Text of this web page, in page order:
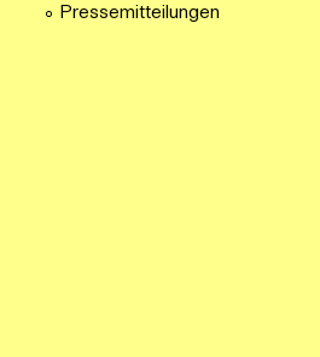
Pressemitteilungen